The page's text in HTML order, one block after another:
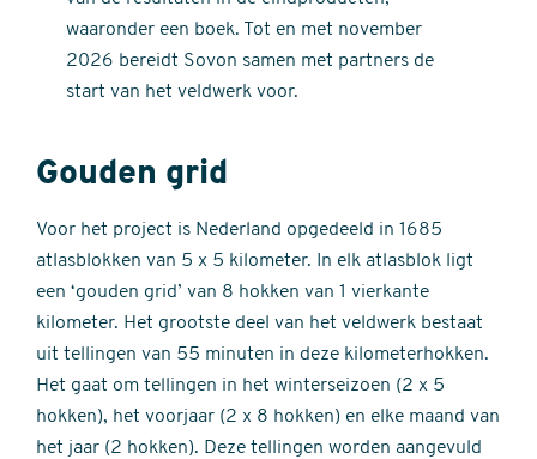
waaronder een boek. Tot en met november
2026 bereidt Sovon samen met partners de
start van het veldwerk voor.
Gouden grid
Voor het project is Nederland opgedeeld in 1685
atlasblokken van 5 x 5 kilometer. In elk atlasblok ligt
een ‘gouden grid’ van 8 hokken van 1 vierkante
kilometer. Het grootste deel van het veldwerk bestaat
uit tellingen van 55 minuten in deze kilometerhokken.
Het gaat om tellingen in het winterseizoen (2 x 5
hokken), het voorjaar (2 x 8 hokken) en elke maand van
het jaar (2 hokken). Deze tellingen worden aangevuld